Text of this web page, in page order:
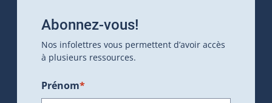
Abonnez-vous!
Nos infolettres vous permettent d’avoir accès
à plusieurs ressources.
Prénom*